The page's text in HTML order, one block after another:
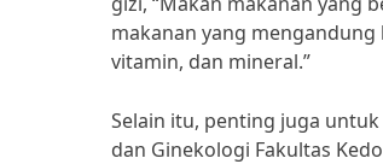
makanan yang
vitamin, dan mineral.”
Selain itu, penting juga
dan Ginekologi Fakultas